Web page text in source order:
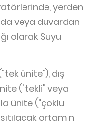
yerden
veya duvardan
olarak Suyu
ünite"), dış
("tekli" veya
ünite ("çoklu
ortamın